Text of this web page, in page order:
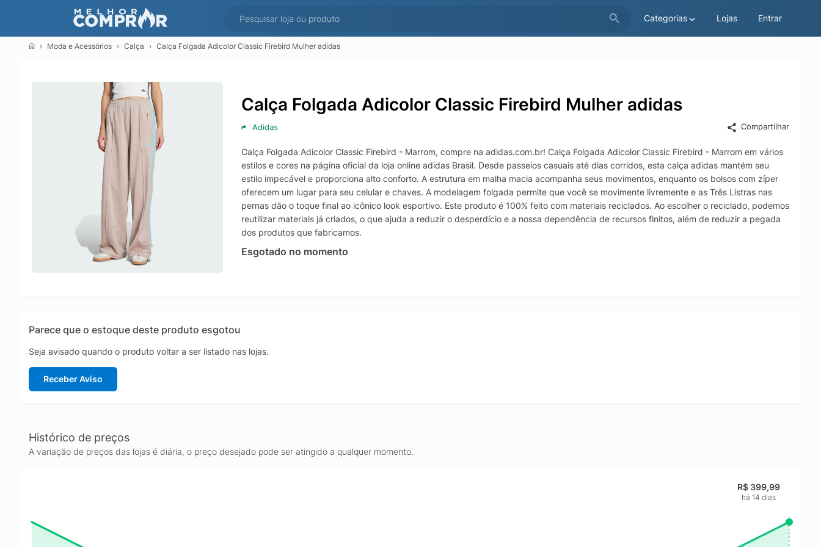
Categorias Lojas Entrar
Moda e Acessórios Calça Calça Folgada Adicolor Classic Firebird Mulher adidas
Calça Folgada Adicolor Classic Firebird Mulher adidas
Adidas Compartilhar
Calça Folgada Adicolor Classic Firebird - Marrom, compre na adidas.com.br! Calça Folgada Adicolor Classic Firebird - Marrom em vários
estilos e cores na página oficial da loja online adidas Brasil. Desde passeios casuais até dias corridos, esta calça adidas mantém seu
estilo impecável e proporciona alto conforto. A estrutura em malha macia acompanha seus movimentos, enquanto os bolsos com zíper
oferecem um lugar para seu celular e chaves. A modelagem folgada permite que você se movimente livremente e as Três Listras nas
pernas dão o toque final ao icônico look esportivo. Este produto é 100% feito com materiais reciclados. Ao escolher o reciclado, podemos
reutilizar materiais já criados, o que ajuda a reduzir o desperdício e a nossa dependência de recursos finitos, além de reduzir a pegada
dos produtos que fabricamos.
Esgotado no momento
Parece que o estoque deste produto esgotou
Seja avisado quando o produto voltar a ser listado nas lojas.
Receber Aviso
Histórico de preços
A variação de preços das lojas é diária, o preço desejado pode ser atingido a qualquer momento.
R$ 399,99
há 14 dias